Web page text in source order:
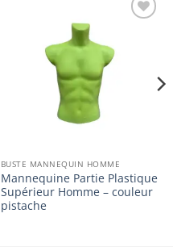
BUSTE MANNEQUIN HOMME
Mannequine Partie Plastique
Supérieur Homme – couleur
pistache